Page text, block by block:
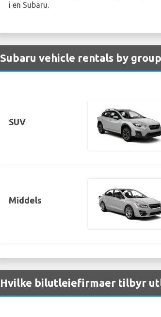
i en Subaru.
Subaru vehicle rentals by
SUV
Middels
Hvilke bilutleiefirmaer tilbyr